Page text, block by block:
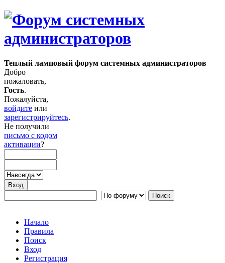
Теплый ламповый форум системных администраторов
Добро
пожаловать,
Гость.
Пожалуйста,
войдите или
зарегистрируйтесь.
Не получили
письмо с кодом
активации?
Начало
Правила
Поиск
Вход
Регистрация